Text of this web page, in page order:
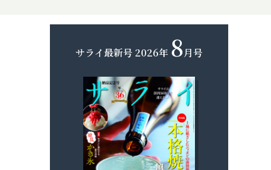
サライ最新号 2026年 8月号